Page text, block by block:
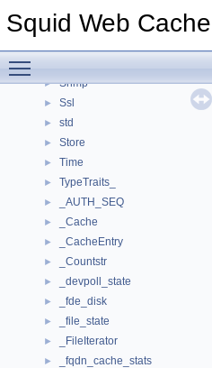
Squid Web Cache
ProxyProtocol
► Snmp
► Ssl
► std
► Store
► Time
► TypeTraits_
► _AUTH_SEQ
► _Cache
► _CacheEntry
► _Countstr
► _devpoll_state
► _fde_disk
► _file_state
► _FileIterator
► _fqdn_cache_stats